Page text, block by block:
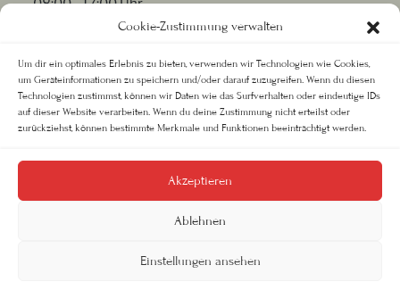
Cookie-Zustimmung verwalten
Um dir ein optimales Erlebnis zu bieten, verwenden wir Technologien wie Cookies,
um Geräteinformationen zu speichern und/oder darauf zuzugreifen. Wenn du diesen
Technologien zustimmst, können wir Daten wie das Surfverhalten oder eindeutige IDs
auf dieser Website verarbeiten. Wenn du deine Zustimmung nicht erteilst oder
zurückziehst, können bestimmte Merkmale und Funktionen beeinträchtigt werden.
Akzeptieren
Ablehnen
Einstellungen ansehen
08:00 - 17:00 Uhr
Oder nach Vereinbarung
RECHTLICHES
Datenschutz